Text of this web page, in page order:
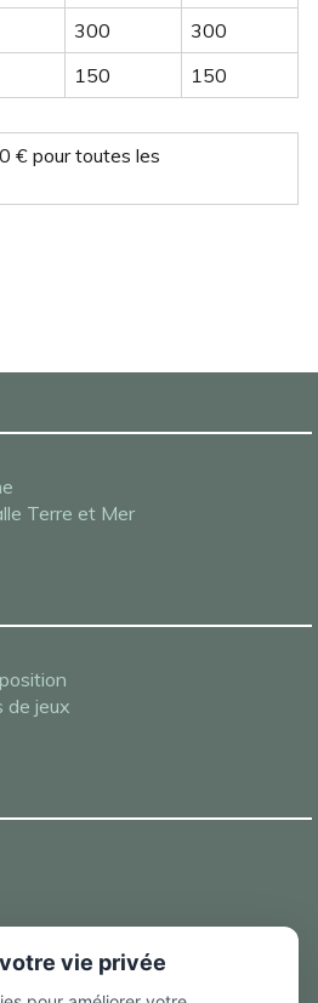
300
300
150 150
€ pour toutes les
Terre et Mer
de jeux
vie privée